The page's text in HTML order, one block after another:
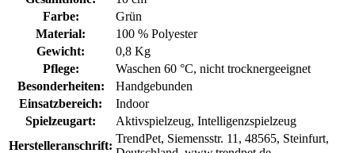
Farbe:
Grün
Material:
100 % Polyester
Gewicht:
0,8 Kg
Pflege:
Waschen 60 °C, nicht trocknergeeignet
Besonderheiten:
Handgebunden
Einsatzbereich:
Indoor
Spielzeugart:
Aktivspielzeug, Intelligenzspielzeug
Herstelleranschrift:
TrendPet, Siemensstr. 11, 48565, Steinfurt,